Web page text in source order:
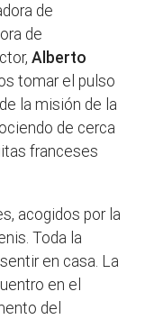
de
de
Alberto
tomar el pulso
la misión de la
de cerca
franceses
acogidos por la
Toda la
en casa. La
en el
del